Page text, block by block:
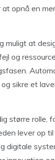
opnå en
at
og
sikre et
større rolle,
lever op
digitale